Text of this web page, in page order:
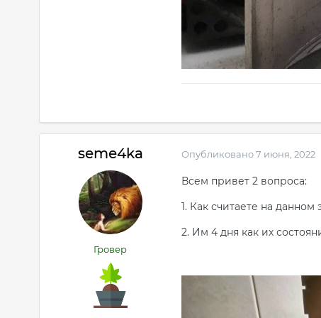
seme4ka
Гровер
Опубликовано7 июня, 2022
Всем привет 2 вопроса:
1. Как считаете на данном
2. Им 4 дня как их